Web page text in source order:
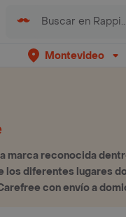
Montevideo
marca reconocida
los diferentes lugares
con envío a